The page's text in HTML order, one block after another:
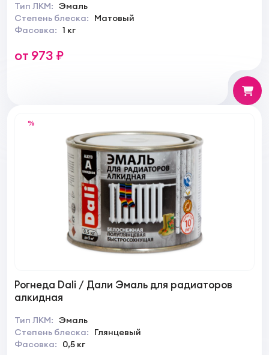
Тип ЛКМ: Эмаль
Степень блеска:
Матовый
Фасовка: 1 кг
от 973 ₽
%
Рогнеда Dali / Дали Эмаль для радиаторов
алкидная
Тип ЛКМ: Эмаль
Степень блеска:
Глянцевый
Фасовка:
0,5 кг